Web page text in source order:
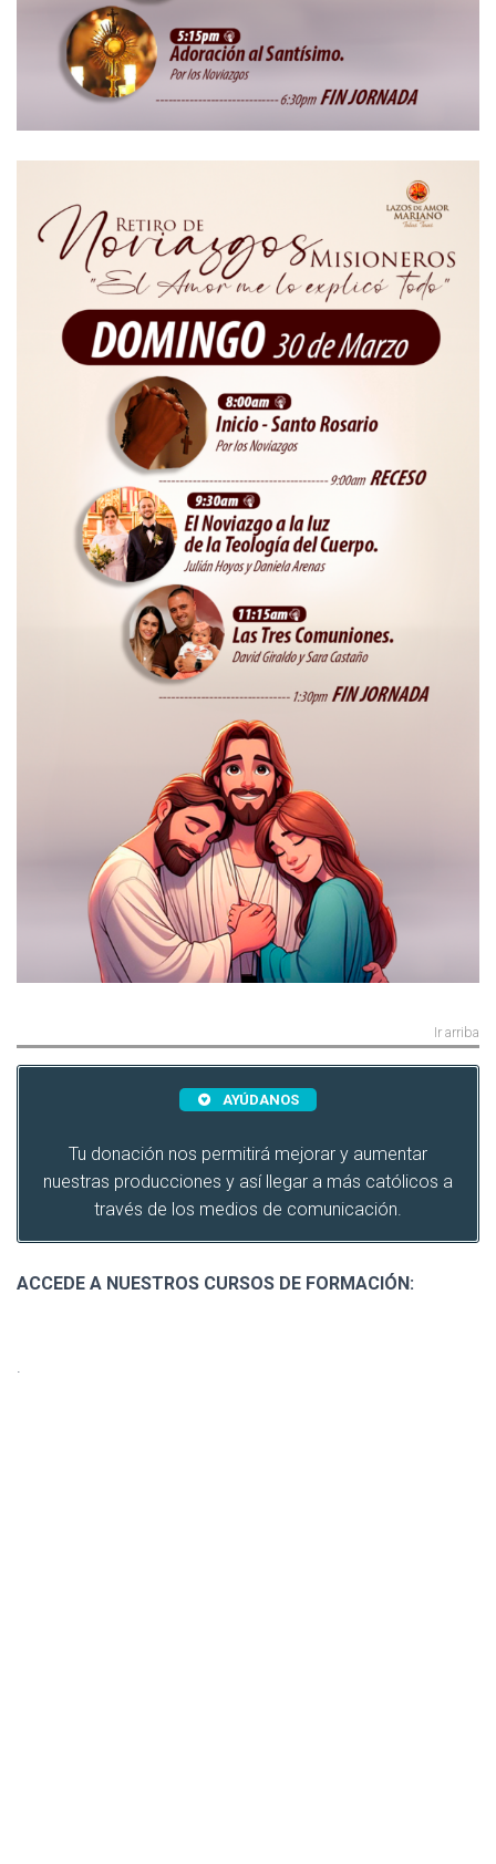
Ir arriba
AYÚDANOS
Tu donación nos permitirá mejorar y aumentar
nuestras producciones y así llegar a más católicos a
través de los medios de comunicación.
ACCEDE A NUESTROS CURSOS DE FORMACIÓN:
.